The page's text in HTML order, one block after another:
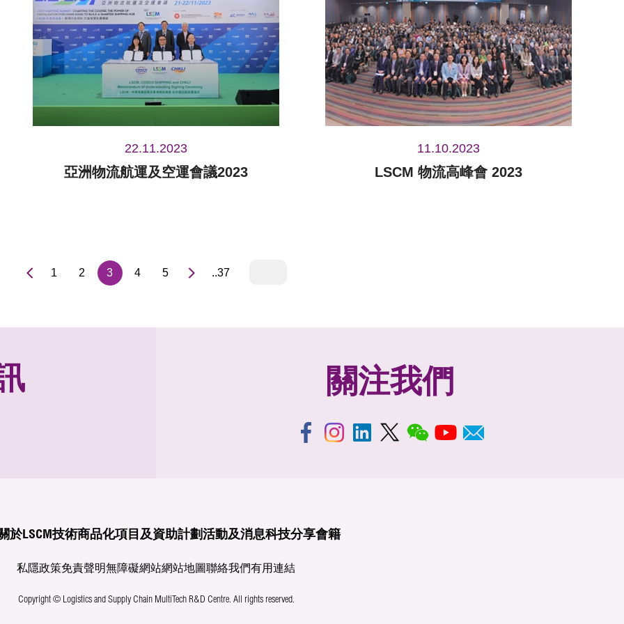
22.11.2023
亞洲物流航運及空運會議2023
11.10.2023
LSCM 物流高峰會 2023
1 2 3 4 5 ..37
關注我們
於LSCM技術商品化項目及資助計劃活動及消息科技分享會籍
私隱政策免責聲明無障礙網站網站地圖聯絡我們有用連結
Copyright © Logistics and Supply Chain MultiTech R&D Centre. All rights reserved.